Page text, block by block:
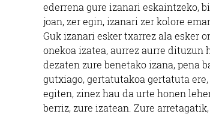
ederrena gure izanari eskaintzeko,
joan, zer egin, izanari zer kolore
Guk izanari esker txarrez ala esker
onekoa izatea, aurrez aurre dituzun
dezaten zure benetako izana, pena
gutxiago, gertatutakoa gertatuta
egiten, zinez hau da urte honen
berriz, zure izatean. Zure